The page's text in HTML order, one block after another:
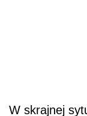
W skrajnej